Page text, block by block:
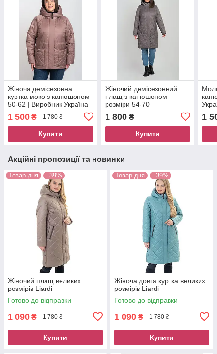
Жіноча демісезонна
куртка моко з капюшоном
50-62 | Виробник Україна
1 500 ₴ 1 780 ₴
Купити
Жіночий демісезонний
плащ з капюшоном –
розміри 54-70
1 800₴
Купити
1
Акційні пропозиції та новинки
Товар дня –39%
Жіночий плащ великих
розмірів Liardi
Готово до відправки
1 090 ₴ 1 780 ₴
Купити
Товар дня –39%
Жіноча довга куртка великих
розмірів Liardi
Готово до відправки
1 090 ₴ 1 780 ₴
Купити